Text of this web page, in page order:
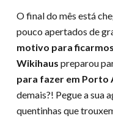
O final do mês está
pouco apertados de
motivo para
Wikihaus preparou
para fazer em Porto
demais?! Pegue a sua
quentinhas que